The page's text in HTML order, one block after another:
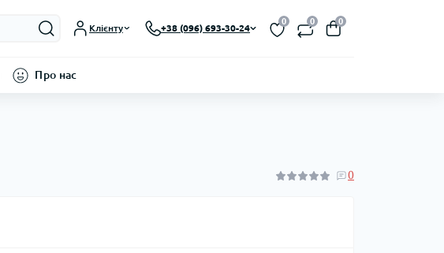
Клієнту +38 (096) 693-30-24
0 0 0
Про нас
0